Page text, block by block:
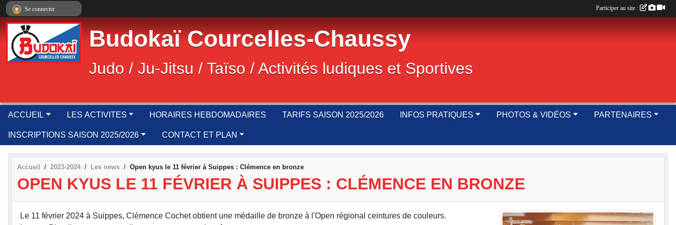
Budokaï Courcelles-Chaussy
Judo / Ju-Jitsu / Taïso / Activités ludiques et Sportives
ACCUEIL LES ACTIVITES HORAIRES HEBDOMADAIRES TARIFS SAISON 2025/2026 INFOS PRATIQUES PHOTOS & VIDÉOS PARTENAIRES
INSCRIPTIONS SAISON 2025/2026 CONTACT ET PLAN
Accueil 2023-2024 Les news Open kyus le 11 février à Suippes : Clémence en bronze
OPEN KYUS LE 11 FÉVRIER À SUIPPES : CLÉMENCE EN BRONZE
Le 11 février 2024 à Suippes, Clémence Cochet obtient une médaille de bronze à l'Open régional ceintures de couleurs.
Se connecter Participer au site :
Panneau de gestion des cookies